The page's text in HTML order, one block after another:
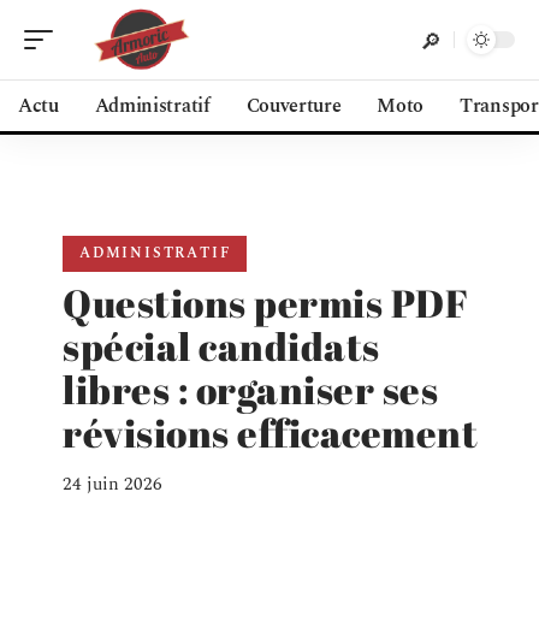
Actu Administratif Couverture Moto
ADMINISTRATIF
Questions permis PDF
spécial candidats
libres : organiser ses
révisions efficacement
24 juin 2026